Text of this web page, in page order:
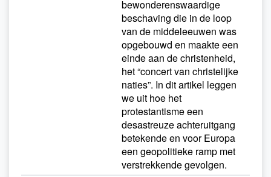
bewonderenswaardige
beschaving die in de loop
van de middeleeuwen was
opgebouwd en maakte een
einde aan de christenheid,
het “concert van christelijke
naties”. In dit artikel leggen
we uit hoe het
protestantisme een
desastreuze achteruitgang
betekende en voor Europa
een geopolitieke ramp met
verstrekkende gevolgen.